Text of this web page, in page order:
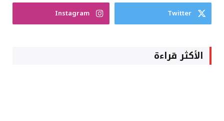
Twitter
Instagram
الأكثر قراءة